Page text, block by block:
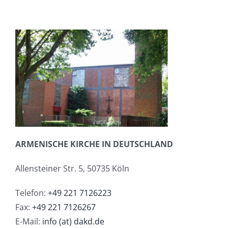
ARMENISCHE KIRCHE IN DEUTSCHLAND
Allensteiner Str. 5, 50735 Köln
Telefon: +49 221 7126223
Fax: +49 221 7126267
E-Mail: info (at) dakd.de